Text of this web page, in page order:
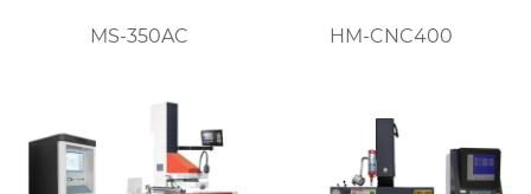
MS-350AC HM-CNC400